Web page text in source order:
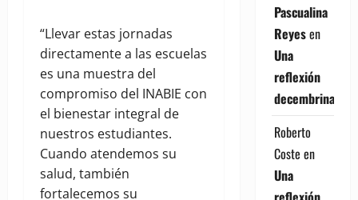
“Llevar estas jornadas
directamente a las escuelas
es una muestra del
compromiso del INABIE con
el bienestar integral de
nuestros estudiantes.
Cuando atendemos su
salud, también
fortalecemos su
Pascualina
Reyesen
Una
reflexión
decembrina
Roberto
Coste en
Una